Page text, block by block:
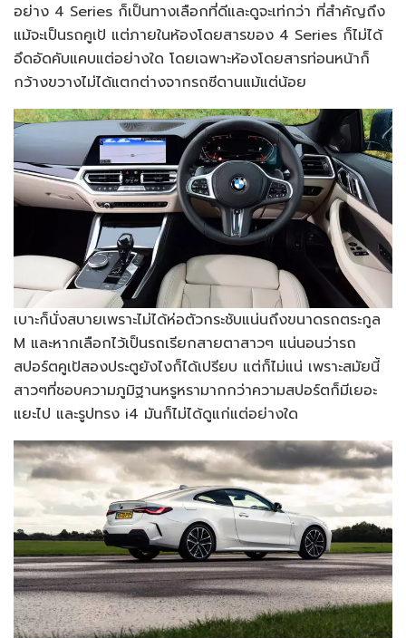
อย่าง 4 Series ก็เป็นทางเลือกที่ดีและดูจะเท่กว่า ที่สำคัญถึง
แม้จะเป็นรถคูเป้ แต่ภายในห้องโดยสารของ 4 Series ก็ไม่ได้
อึดอัดคับแคบแต่อย่างใด โดยเฉพาะห้องโดยสารท่อนหน้าก็
กว้างขวางไม่ได้แตกต่างจากรถซีดานแม้แต่น้อย
เบาะก็นั่งสบายเพราะไม่ได้ห่อตัวกระชับแน่นถึงขนาดรถตระกูล
M และหากเลือกไว้เป็นรถเรียกสายตาสาวๆ แน่นอนว่ารถ
สปอร์ตคูเป้สองประตูยังไงก็ได้เปรียบ แต่ก็ไม่แน่ เพราะสมัยนี้
สาวๆที่ชอบความภูมิฐานหรูหรามากกว่าความสปอร์ตก็มีเยอะ
แยะไป และรูปทรง i4 มันก็ไม่ได้ดูแก่แต่อย่างใด